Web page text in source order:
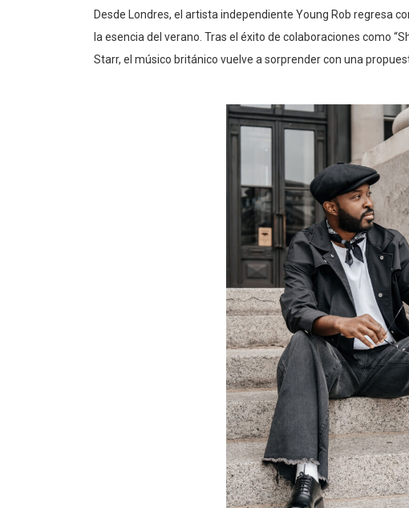
Desde Londres, el artista independiente Young Rob regresa
la esencia del verano. Tras el éxito de colaboraciones como
Starr, el músico británico vuelve a sorprender con una